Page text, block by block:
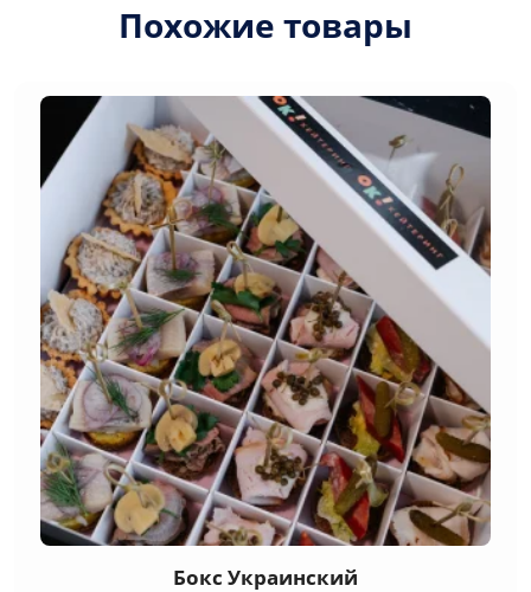
Похожие товары
Бокс Украинский